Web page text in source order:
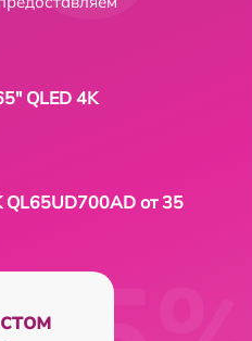
QLED 4K
QL65UD700AD от 35